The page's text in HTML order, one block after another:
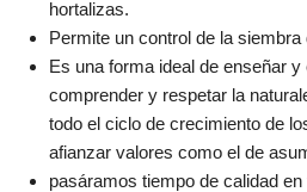
hortalizas.
Permite un control de la
Es una forma ideal de enseñar
comprender y respetar la
todo el ciclo de crecimiento de
afianzar valores como el de
pasáramos tiempo de calidad en